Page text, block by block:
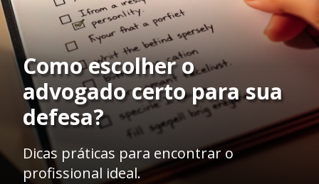
Como escolher o
advogado certo para sua
defesa?
Dicas práticas para encontrar o
profissional ideal.